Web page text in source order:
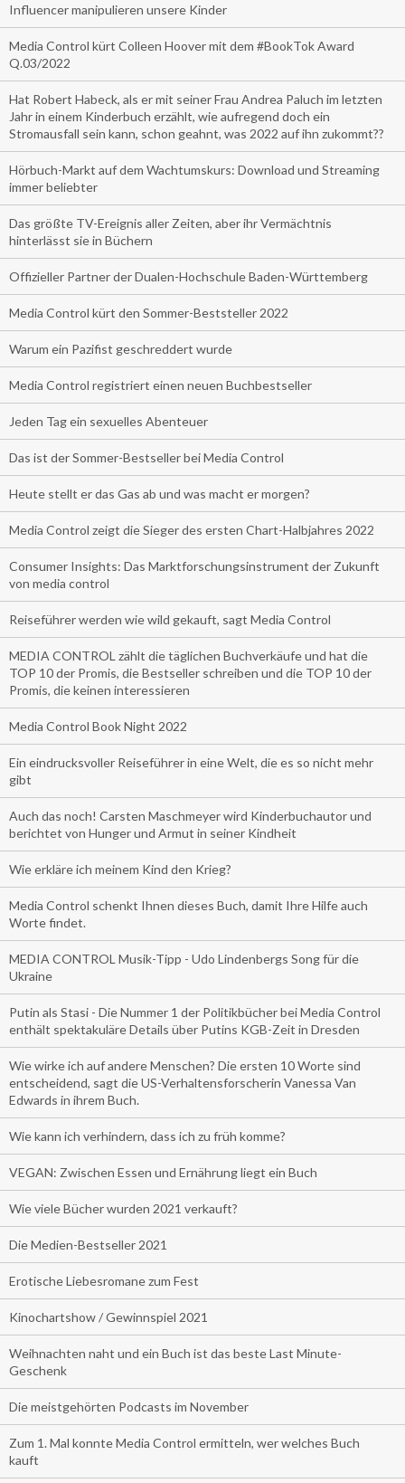
Influencer manipulieren unsere Kinder
Media Control kürt Colleen Hoover mit dem #BookTok Award
Q.03/2022
Hat Robert Habeck, als er mit seiner Frau Andrea Paluch im letzten
Jahr in einem Kinderbuch erzählt, wie aufregend doch ein
Stromausfall sein kann, schon geahnt, was 2022 auf ihn zukommt??
Hörbuch-Markt auf dem Wachtumskurs: Download und Streaming
immer beliebter
Das größte TV-Ereignis aller Zeiten, aber ihr Vermächtnis
hinterlässt sie in Büchern
Offizieller Partner der Dualen-Hochschule Baden-Württemberg
Media Control kürt den Sommer-Beststeller 2022
Warum ein Pazifist geschreddert wurde
Media Control registriert einen neuen Buchbestseller
Jeden Tag ein sexuelles Abenteuer
Das ist der Sommer-Bestseller bei Media Control
Heute stellt er das Gas ab und was macht er morgen?
Media Control zeigt die Sieger des ersten Chart-Halbjahres 2022
Consumer Insights: Das Marktforschungsinstrument der Zukunft
von media control
Reiseführer werden wie wild gekauft, sagt Media Control
MEDIA CONTROL zählt die täglichen Buchverkäufe und hat die
TOP 10 der Promis, die Bestseller schreiben und die TOP 10 der
Promis, die keinen interessieren
Media Control Book Night 2022
Ein eindrucksvoller Reiseführer in eine Welt, die es so nicht mehr
gibt
Auch das noch! Carsten Maschmeyer wird Kinderbuchautor und
berichtet von Hunger und Armut in seiner Kindheit
Wie erkläre ich meinem Kind den Krieg?
Media Control schenkt Ihnen dieses Buch, damit Ihre Hilfe auch
Worte findet.
MEDIA CONTROL Musik-Tipp - Udo Lindenbergs Song für die
Ukraine
Putin als Stasi - Die Nummer 1 der Politikbücher bei Media Control
enthält spektakuläre Details über Putins KGB-Zeit in Dresden
Wie wirke ich auf andere Menschen? Die ersten 10 Worte sind
entscheidend, sagt die US-Verhaltensforscherin Vanessa Van
Edwards in ihrem Buch.
Wie kann ich verhindern, dass ich zu früh komme?
VEGAN: Zwischen Essen und Ernährung liegt ein Buch
Wie viele Bücher wurden 2021 verkauft?
Die Medien-Bestseller 2021
Erotische Liebesromane zum Fest
Kinochartshow / Gewinnspiel 2021
Weihnachten naht und ein Buch ist das beste Last Minute-
Geschenk
Die meistgehörten Podcasts im November
Zum 1. Mal konnte Media Control ermitteln, wer welches Buch
kauft